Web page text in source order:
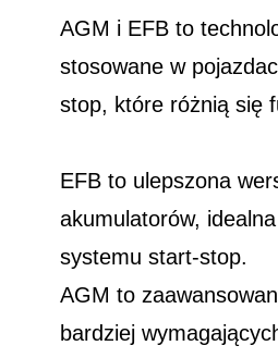
AGM i EFB to
stosowane w
stop, które różnią się
EFB to ulepszona
akumulatorów,
systemu start-stop.
AGM to
bardziej